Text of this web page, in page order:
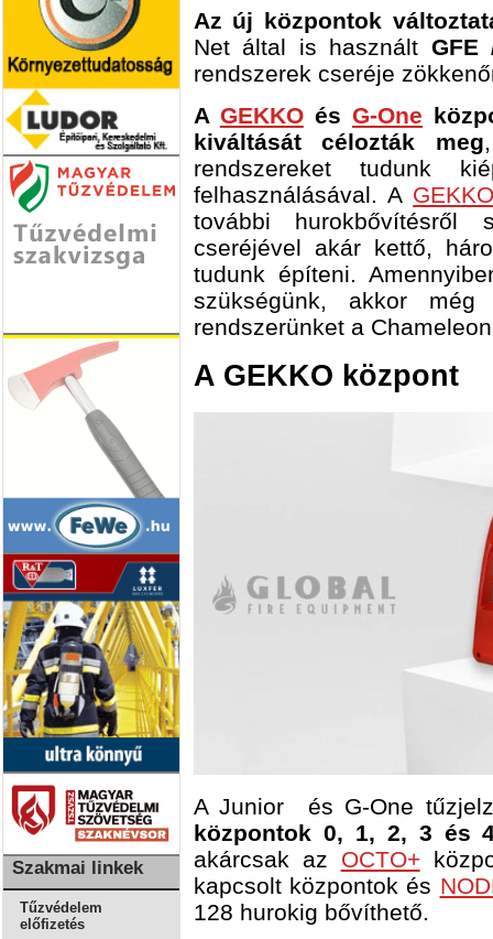
Szakmai linkek
Tűzvédelem
előfizetés
Az új központok
Net által is használt GFE
rendszerek cseréje
A GEKKOés G-One
kiváltását célozták meg
rendszereket tudunk
felhasználásával. A
további hurokbővítésről
cseréjével akár kettő,
tudunk építeni.
szükségünk, akkor
rendszerünket a
A GEKKO központ
A Junior és G-One
központok 0, 1, 2, 3 és
akárcsak az OCTO+
kapcsolt központok és
128 hurokig bővíthető.